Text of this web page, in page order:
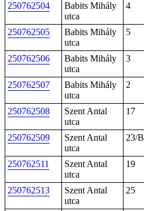
250762504
Babits Mihály
utca
4
250762505
Babits Mihály
utca
5
250762506
Babits Mihály
utca
3
250762507
Babits Mihály
utca
2
250762508
Szent Antal
utca
17
250762509
Szent Antal
utca
23/B
250762511
Szent Antal
utca
19
250762513
Szent Antal
utca
25